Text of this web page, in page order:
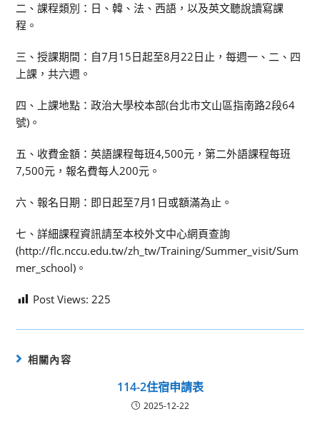
二、課程類別：日、韓、法、西語，以及英文聽說讀寫課
程。
三、授課期間：自7月15日起至8月22日止，每週一、二、四
上課，共六週。
四、上課地點：政治大學校本部(台北市文山區指南路2段64
號)。
五、收費金額：英語課程每班4,500元，第二外語課程每班
7,500元，報名費每人200元。
六、報名日期：即日起至7月1日或額滿為止。
七、詳細課程資訊請至本校外文中心網頁查詢
(http://flc.nccu.edu.tw/zh_tw/Training/Summer_visit/Sum
mer_school)。
Post Views: 225
相關內容
114-2住宿申請表
2025-12-22